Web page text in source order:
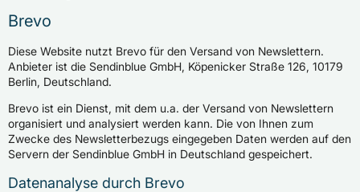
Brevo
Diese Website nutzt Brevo für den Versand von Newslettern.
Anbieter ist die Sendinblue GmbH, Köpenicker Straße 126, 10179
Berlin, Deutschland.
Brevo ist ein Dienst, mit dem u.a. der Versand von Newslettern
organisiert und analysiert werden kann. Die von Ihnen zum
Zwecke des Newsletterbezugs eingegeben Daten werden auf den
Servern der Sendinblue GmbH in Deutschland gespeichert.
Datenanalyse durch Brevo